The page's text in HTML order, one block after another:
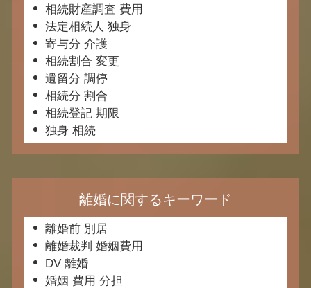
相続財産調査 費用
法定相続人 独身
寄与分 介護
相続割合 変更
遺留分 調停
相続分 割合
相続登記 期限
独身 相続
離婚に関するキーワード
離婚前 別居
離婚裁判 婚姻費用
DV 離婚
婚姻 費用 分担